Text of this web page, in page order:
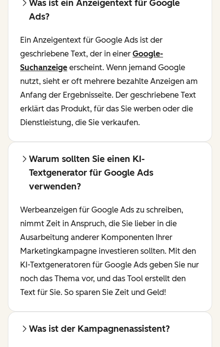
Was ist ein Anzeigentext für Google
Ads?
Ein Anzeigentext für Google Ads ist der
geschriebene Text, der in einer Google-
Suchanzeige erscheint. Wenn jemand Google
nutzt, sieht er oft mehrere bezahlte Anzeigen am
Anfang der Ergebnisseite. Der geschriebene Text
erklärt das Produkt, für das Sie werben oder die
Dienstleistung, die Sie verkaufen.
Warum sollten Sie einen KI-
Textgenerator für Google Ads
verwenden?
Werbeanzeigen für Google Ads zu schreiben,
nimmt Zeit in Anspruch, die Sie lieber in die
Ausarbeitung anderer Komponenten Ihrer
Marketingkampagne investieren sollten. Mit den
KI-Textgeneratoren für Google Ads geben Sie nur
noch das Thema vor, und das Tool erstellt den
Text für Sie. So sparen Sie Zeit und Geld!
Was ist der Kampagnenassistent?